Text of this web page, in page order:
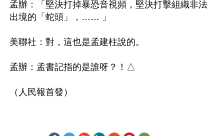
孟辦：「堅決打掉暴恐音視頻，堅決打擊組織非法
出境的「蛇頭」，…… 」
美聯社：對，這也是孟建柱說的。
孟辦：孟書記指的是誰呀？！△